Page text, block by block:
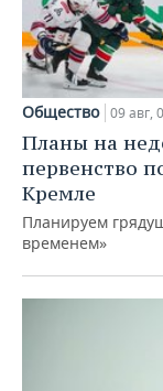
Общество 09 авг,
Планы на
первенство
Кремле
Планируем
временем»